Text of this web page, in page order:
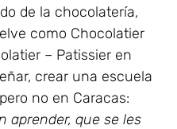
de la chocolatería,
como Chocolatier
– Patissier en
crear una escuela
no en Caracas:
aprender, que se les